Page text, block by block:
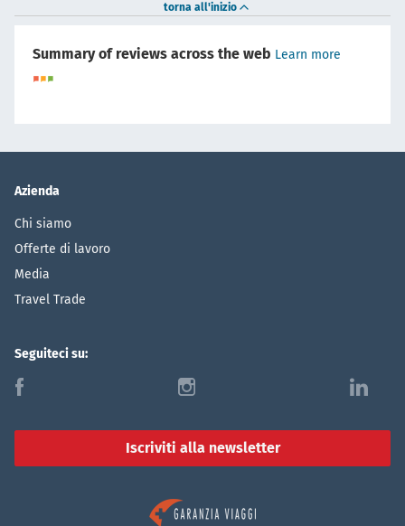
torna all'inizio
Summary of reviews across the web Learn more
Azienda
Chi siamo
Offerte di lavoro
Media
Travel Trade
Seguiteci su:
f i l
Iscriviti alla newsletter